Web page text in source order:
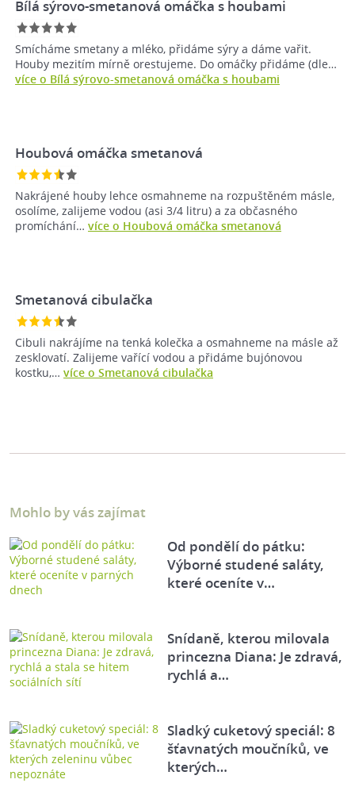
Bílá sýrovo-smetanová omáčka s houbami
Smícháme smetany a mléko, přidáme sýry a dáme vařit.
Houby mezitím mírně orestujeme. Do omáčky přidáme (dle…
více o Bílá sýrovo-smetanová omáčka s houbami
Houbová omáčka smetanová
Nakrájené houby lehce osmahneme na rozpuštěném másle,
osolíme, zalijeme vodou (asi 3/4 litru) a za občasného
promíchání… více o Houbová omáčka smetanová
Smetanová cibulačka
Cibuli nakrájíme na tenká kolečka a osmahneme na másle až
zesklovatí. Zalijeme vařící vodou a přidáme bujónovou
kostku,… více o Smetanová cibulačka
Mohlo by vás zajímat
Od pondělí do pátku:
Výborné studené saláty,
které oceníte v…
Snídaně, kterou milovala
princezna Diana: Je zdravá,
rychlá a…
Sladký cuketový speciál: 8
šťavnatých moučníků, ve
kterých…